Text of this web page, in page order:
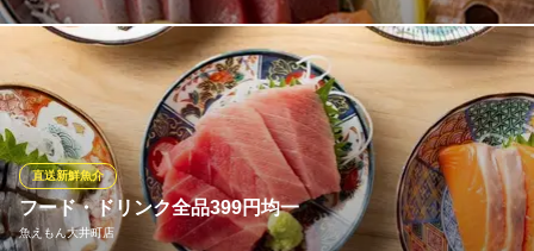
鮮魚と板前料理の居酒屋
ＪＲ京浜東北線大井町駅 徒歩2分
東京都品川区東大井5-15-16 KHビルディングB1
脂がよく乗っていて、お酒との相性も抜群の数々・・四季折々を
お楽しみください。 【飲み会/送別会/歓迎会/接待/商談等】に最高
のおもてなしをお客様にご提供致します。
魚菜 由良 2号店
新鮮魚介 居酒屋
りんかい線大井町駅B出口 徒歩6分
東京都品川区大井1-15-1
フード・ドリンク全品399円均一
魚えもん大井町店
直送新鮮魚介